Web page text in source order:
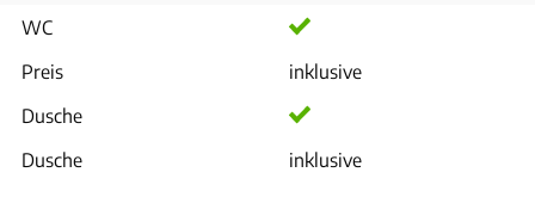
WC
Preis
inklusive
Dusche
Dusche
inklusive